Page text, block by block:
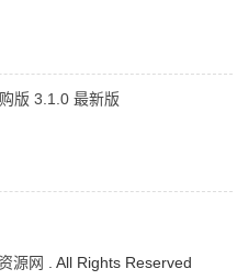
版 3.1.0 最新版
源网 . All Rights Reserved